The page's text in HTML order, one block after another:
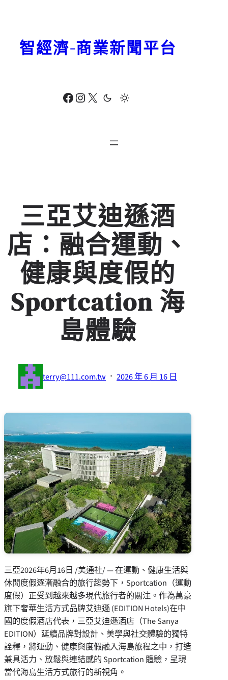
Facebook Instagram X
智經濟-商業新聞平台
三亞艾迪遜酒
店：融合運動、
健康與度假的
Sportcation 海
島體驗
terry@111.com.tw · 2026 年 6 月 16 日
三亞2026年6月16日 /美通社/ — 在運動、健康生活與
休閒度假逐漸融合的旅行趨勢下，Sportcation（運動
度假）正受到越來越多現代旅行者的關注。作為萬豪
旗下奢華生活方式品牌艾迪遜 (EDITION Hotels)在中
國的度假酒店代表，三亞艾迪遜酒店（The Sanya
EDITION）延續品牌對設計、美學與社交體驗的獨特
詮釋，將運動、健康與度假融入海島旅程之中，打造
兼具活力、放鬆與連結感的 Sportcation 體驗，呈現
當代海島生活方式旅行的新視角。